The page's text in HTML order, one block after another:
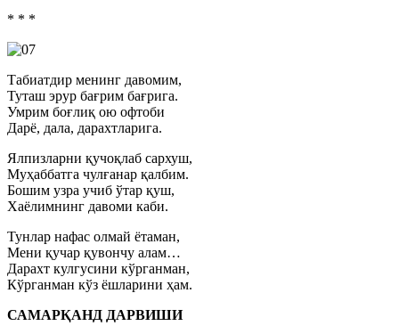
* * *
Табиатдир менинг давомим,
Туташ эрур бағрим бағрига.
Умрим боғлиқ ою офтоби
Дарё, дала, дарахтларига.
Ялпизларни қучоқлаб сархуш,
Муҳаббатга чулғанар қалбим.
Бошим узра учиб ўтар қуш,
Хаёлимнинг давоми каби.
Тунлар нафас олмай ётаман,
Мени қучар қувончу алам…
Дарахт кулгусини кўрганман,
Кўрганман кўз ёшларини ҳам.
САМАРҚАНД ДАРВИШИ